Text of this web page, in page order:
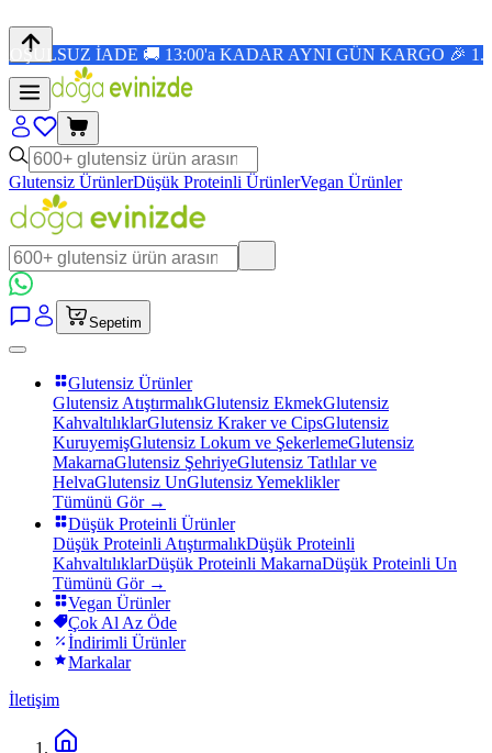
İADE 🚚 13:00'a KADAR AYNI GÜN KARGO 🎉 1.500 TL
Glutensiz ÜrünlerDüşük Proteinli ÜrünlerVegan Ürünler
Sepetim
Glutensiz Ürünler
Glutensiz AtıştırmalıkGlutensiz EkmekGlutensiz
KahvaltılıklarGlutensiz Kraker ve CipsGlutensiz
KuruyemişGlutensiz Lokum ve ŞekerlemeGlutensiz
MakarnaGlutensiz ŞehriyeGlutensiz Tatlılar ve
HelvaGlutensiz UnGlutensiz Yemeklikler
Tümünü Gör →
Düşük Proteinli Ürünler
Düşük Proteinli AtıştırmalıkDüşük Proteinli
KahvaltılıklarDüşük Proteinli MakarnaDüşük Proteinli Un
Tümünü Gör →
Vegan Ürünler
Çok Al Az Öde
İndirimli Ürünler
Markalar
İletişim